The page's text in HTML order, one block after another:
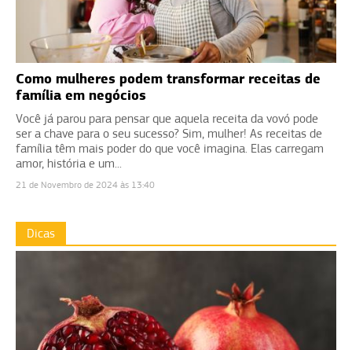
Como mulheres podem transformar receitas de
família em negócios
Você já parou para pensar que aquela receita da vovó pode
ser a chave para o seu sucesso? Sim, mulher! As receitas de
família têm mais poder do que você imagina. Elas carregam
amor, história e um...
21 de Novembro de 2024 às 13:40
Dicas